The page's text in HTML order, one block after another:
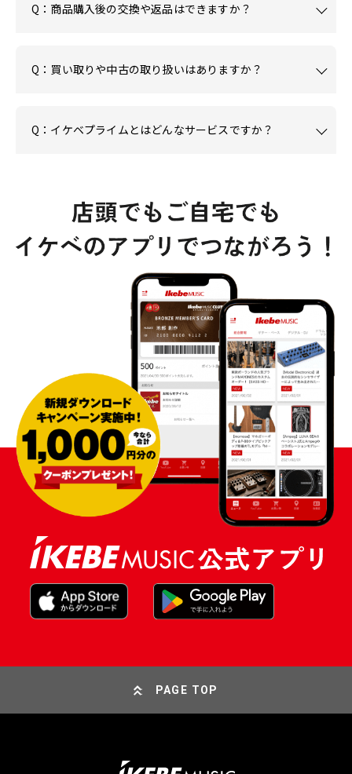
Q：商品購入後の交換や返品はできますか？
Q：買い取りや中古の取り扱いはありますか？
Q：イケベプライムとはどんなサービスですか？
PAGE TOP